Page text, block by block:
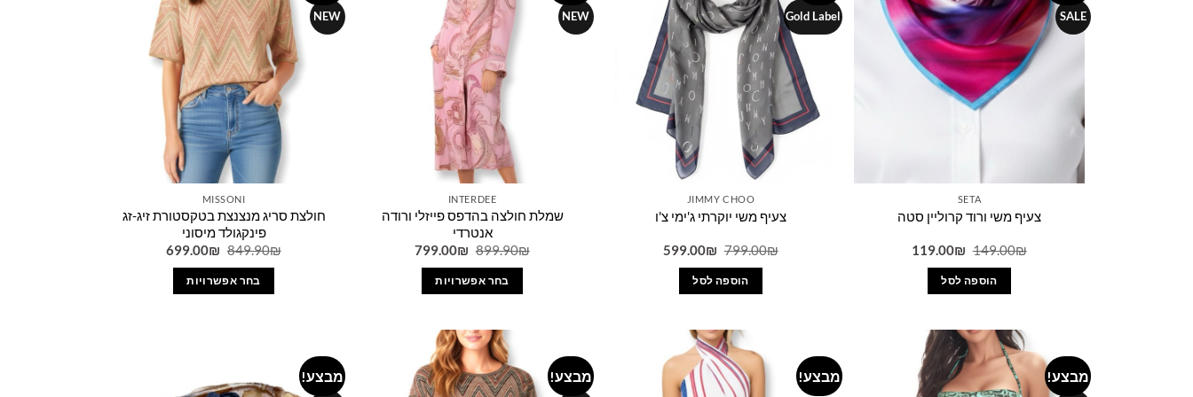
SALE
SETA
צעיף משי ורוד קרוליין סטה
149.00₪
המחיר
היה:
149.00₪.
119.00₪
המחיר
הוספה לסל
Gold Label
JIMMY CHOO
צעיף משי יוקרתי ג'ימי צ'ו
799.00₪
המחיר
היה:
799.00₪.
599.00₪
המחיר
הוספה לסל
NEW
INTERDEE
שמלת חולצה בהדפס פייזלי ורודה
אנטרדי
899.90₪
המחיר
899.90₪.
799.00₪
המחיר
בחר אפשרויות
יש
מספר
סוגים.
NEW
MISSONI
חולצת סריג מנצנצת בטקסטורת זיג-זג
פינקגולד מיסוני
849.90₪
המחיר
849.90₪.
699.00₪
המחיר
בחר אפשרויות
סוגים.
מבצע! מבצע! מבצע! מבצע!